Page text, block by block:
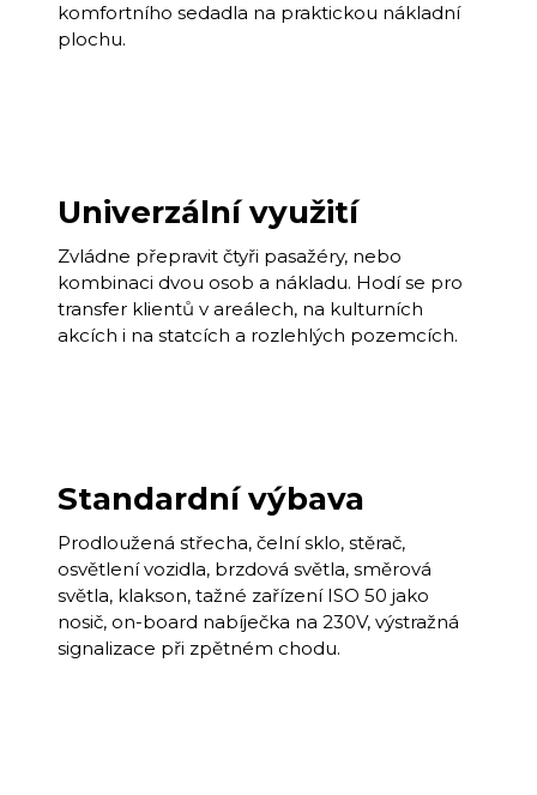
komfortního sedadla na praktickou nákladní
plochu.
Univerzální využití
Zvládne přepravit čtyři pasažéry, nebo
kombinaci dvou osob a nákladu. Hodí se pro
transfer klientů v areálech, na kulturních
akcích i na statcích a rozlehlých pozemcích.
Standardní výbava
Prodloužená střecha, čelní sklo, stěrač,
osvětlení vozidla, brzdová světla, směrová
světla, klakson, tažné zařízení ISO 50 jako
nosič, on-board nabíječka na 230V, výstražná
signalizace při zpětném chodu.